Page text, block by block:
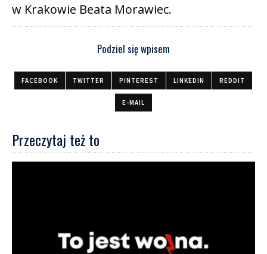
w Krakowie Beata Morawiec.
Podziel się wpisem
FACEBOOK TWITTER PINTEREST LINKEDIN REDDIT
E-MAIL
Przeczytaj też to